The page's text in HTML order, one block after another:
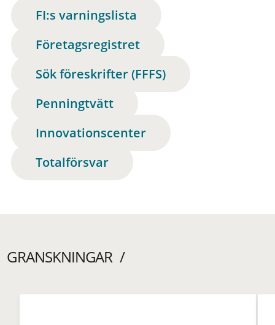
FI:s varningslista
Företagsregistret
Sök föreskrifter (FFFS)
Penningtvätt
Innovationscenter
Totalförsvar
GRANSKNINGAR